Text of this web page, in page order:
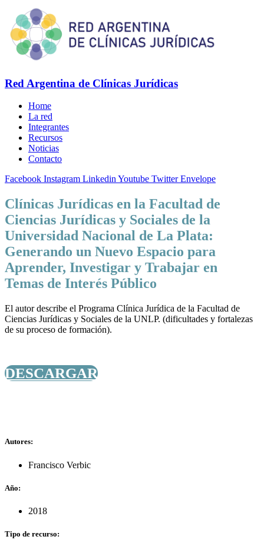
Red Argentina de Clínicas Jurídicas
Home
La red
Integrantes
Recursos
Noticias
Contacto
Facebook Instagram LinkedinYoutube Twitter Envelope
Clínicas Jurídicas en la Facultad de
Ciencias Jurídicas y Sociales de la
Universidad Nacional de La Plata:
Generando un Nuevo Espacio para
Aprender, Investigar y Trabajar en
Temas de Interés Público
El autor describe el Programa Clínica Jurídica de la Facultad de
Ciencias Jurídicas y Sociales de la UNLP. (dificultades y fortalezas
de su proceso de formación).
DESCARGAR
Autores:
Francisco Verbic
Año:
2018
Tipo de recurso: